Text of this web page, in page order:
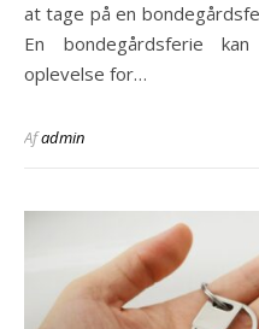
at tage på en
En bondegårdsferie
oplevelse for…
Afadmin